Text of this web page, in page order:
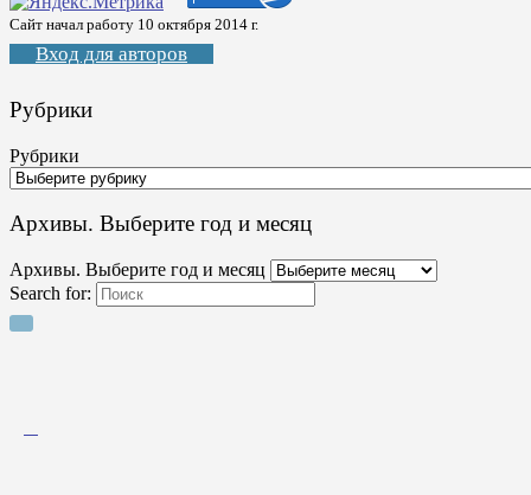
Сайт начал работу 10 октября 2014 г.
Вход для авторов
Рубрики
Рубрики
Архивы. Выберите год и месяц
Архивы. Выберите год и месяц
Search for: